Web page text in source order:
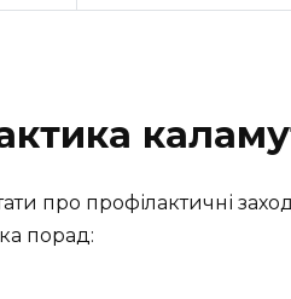
про профілактичні
порад: